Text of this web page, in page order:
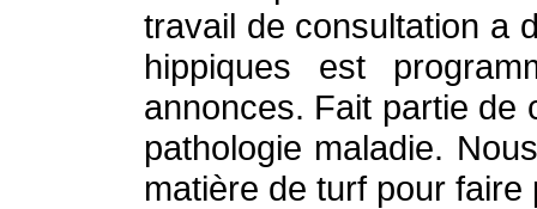
travail de consultation a
hippiques est
annonces. Fait partie de
pathologie maladie.
matière de turf pour